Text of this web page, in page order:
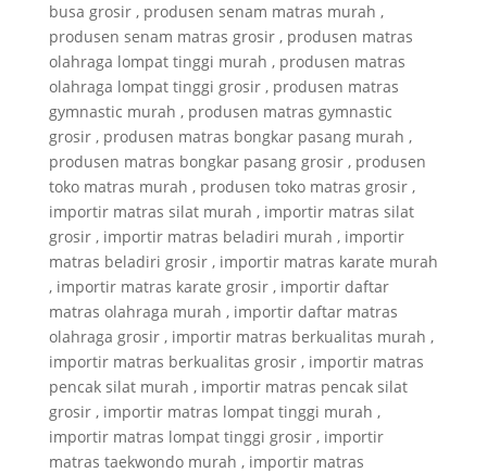
busa grosir , produsen senam matras murah ,
produsen senam matras grosir , produsen matras
olahraga lompat tinggi murah , produsen matras
olahraga lompat tinggi grosir , produsen matras
gymnastic murah , produsen matras gymnastic
grosir , produsen matras bongkar pasang murah ,
produsen matras bongkar pasang grosir , produsen
toko matras murah , produsen toko matras grosir ,
importir matras silat murah , importir matras silat
grosir , importir matras beladiri murah , importir
matras beladiri grosir , importir matras karate murah
, importir matras karate grosir , importir daftar
matras olahraga murah , importir daftar matras
olahraga grosir , importir matras berkualitas murah ,
importir matras berkualitas grosir , importir matras
pencak silat murah , importir matras pencak silat
grosir , importir matras lompat tinggi murah ,
importir matras lompat tinggi grosir , importir
matras taekwondo murah , importir matras